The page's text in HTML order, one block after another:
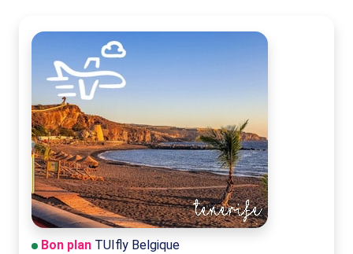
Bon plan TUIfly Belgique